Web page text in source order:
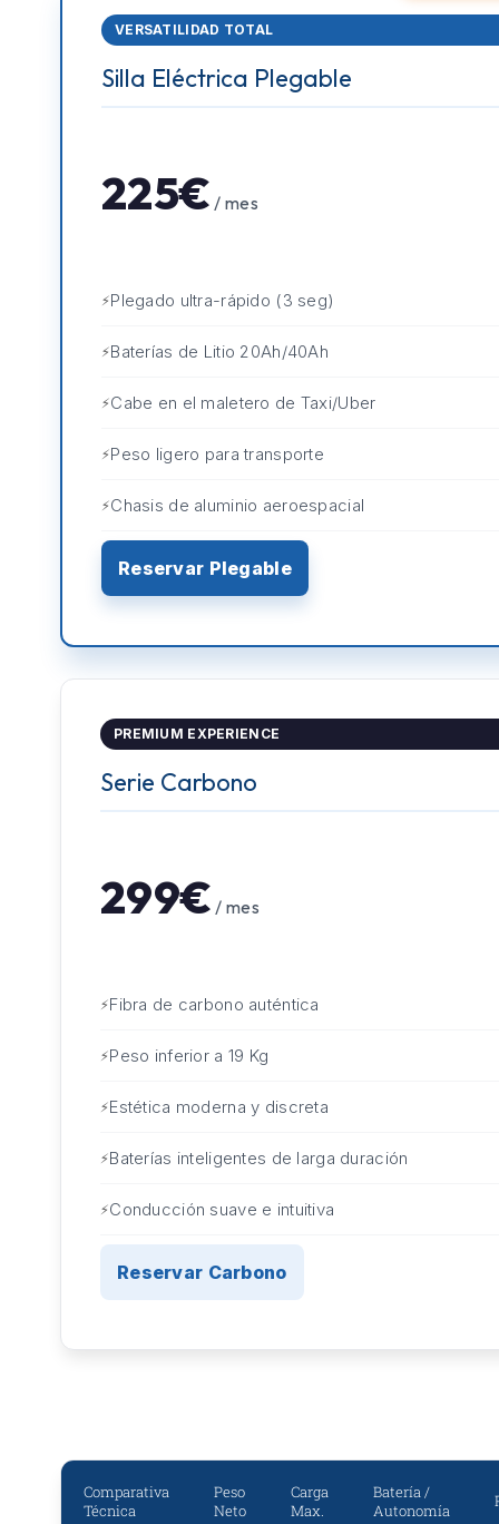
VERSATILIDAD TOTAL
Silla Eléctrica Plegable
225€ / mes
Plegado ultra-rápido (3 seg)
Baterías de Litio 20Ah/40Ah
Cabe en el maletero de Taxi/Uber
Peso ligero para transporte
Chasis de aluminio aeroespacial
Reservar Plegable
PREMIUM EXPERIENCE
Serie Carbono
299€ / mes
Fibra de carbono auténtica
Peso inferior a 19 Kg
Estética moderna y discreta
Baterías inteligentes de larga duración
Conducción suave e intuitiva
Reservar Carbono
Comparativa
Técnica
Peso
Neto
Carga
Max.
Batería /
Autonomía